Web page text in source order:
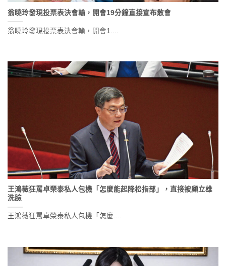
翁曉玲發現投票表決會輸，開會19分鐘直接宣布散會
翁曉玲發現投票表決會輸，開會1....
王鴻薇狂罵卓榮泰私人包機「怎麼能起降松指部」，直接被顧立雄
洗臉
王鴻薇狂罵卓榮泰私人包機「怎麼....